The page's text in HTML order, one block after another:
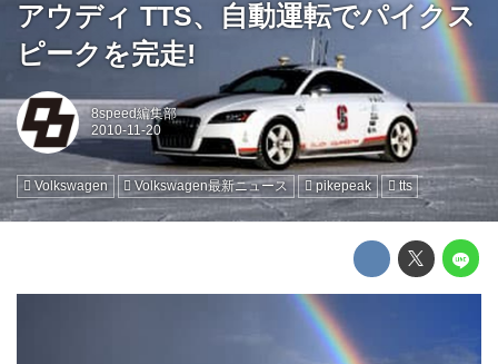
アウディ TTS、自動運転でパイクス
ピークを完走!
8speed編集部
Volkswagen Volkswagen最新ニュース pikepeak tts